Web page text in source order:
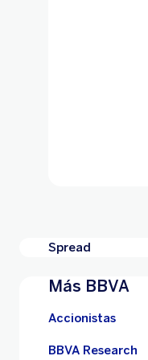
Spread
Más BBVA
Accionistas
BBVA Research